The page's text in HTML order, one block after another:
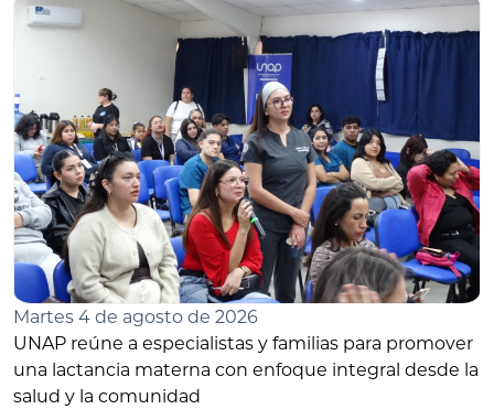
Martes 4 de agosto de 2026
UNAP reúne a especialistas y familias para promover
una lactancia materna con enfoque integral desde la
salud y la comunidad